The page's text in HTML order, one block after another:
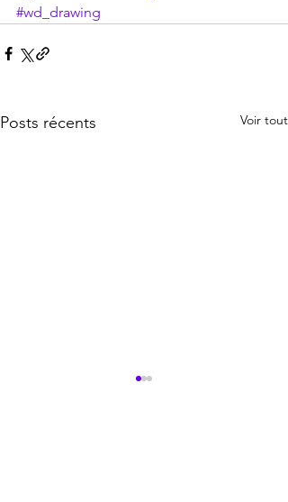
#wd_drawing
Posts récents Voir tout